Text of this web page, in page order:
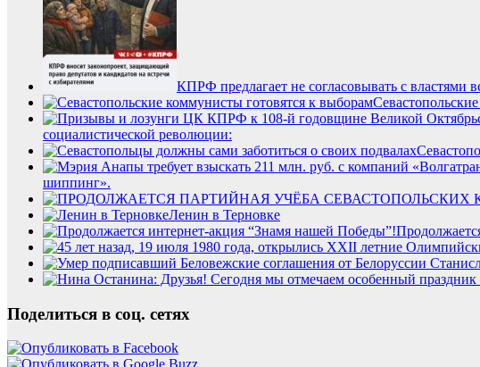
КПРФ предлагает не согласовывать с властями
социалистической революции:
шиппинг».
Ленин в Терновке
Поделиться в соц. сетях